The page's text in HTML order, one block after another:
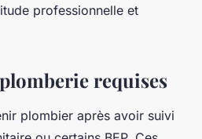
professionnelle et
requises
plombier après avoir suivi